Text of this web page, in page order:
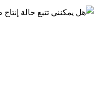
طيار ومعدات الصوت.